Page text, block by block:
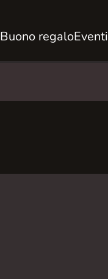
Buono regaloEventi